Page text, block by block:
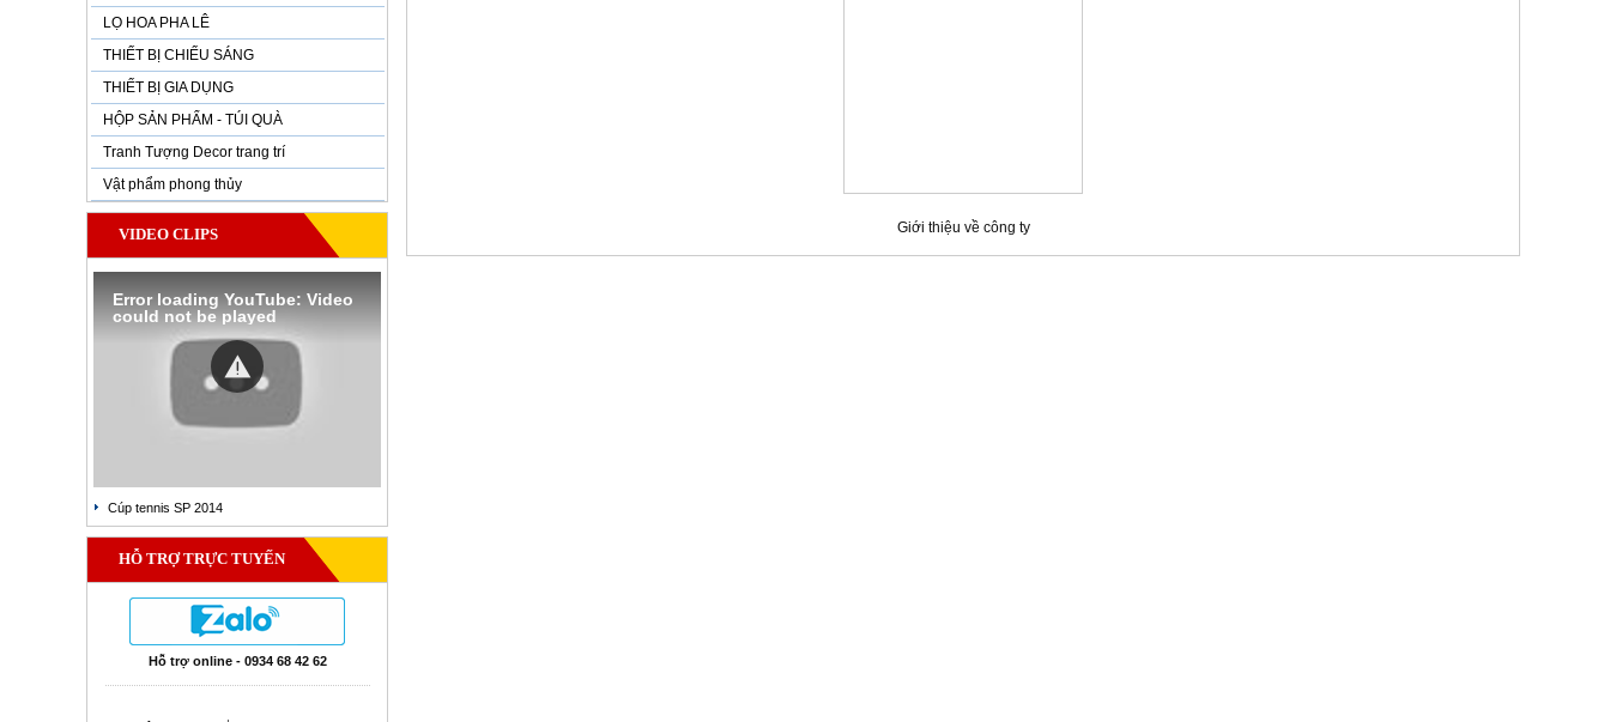
LỌ HOA PHA LÊ
THIẾT BỊ CHIẾU SÁNG
THIẾT BỊ GIA DỤNG
HỘP SẢN PHẨM - TÚI QUÀ
Tranh Tượng Decor trang trí
Vật phẩm phong thủy
VIDEO CLIPS
Error loading YouTube: Video
could not be played
Cúp tennis SP 2014
HỖ TRỢ TRỰC TUYẾN
Hỗ trợ online - 0934 68 42 62
Giới thiệu về công ty